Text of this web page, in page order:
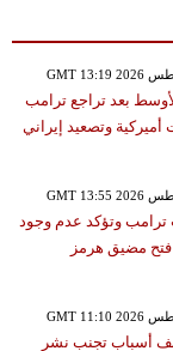
بعد تراجع ترامب
وتصعيد إيراني
ترامب وتؤكد عدم وجود
فتح مضيق هرمز
أسباب تجنب نشر